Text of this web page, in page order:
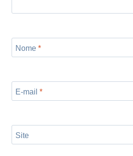
Nome *
E-mail *
Site